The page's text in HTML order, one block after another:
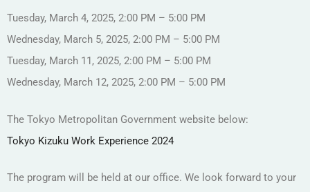
Tuesday, March 4, 2025, 2:00 PM – 5:00 PM
Wednesday, March 5, 2025, 2:00 PM – 5:00 PM
Tuesday, March 11, 2025, 2:00 PM – 5:00 PM
Wednesday, March 12, 2025, 2:00 PM – 5:00 PM
The Tokyo Metropolitan Government website below:
Tokyo Kizuku Work Experience 2024
The program will be held at our office. We look forward to your